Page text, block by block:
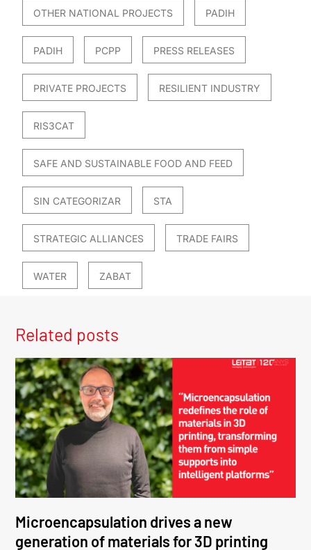
OTHER NATIONAL PROJECTS PADIH
PADIH PCPP PRESS RELEASES
PRIVATE PROJECTS RESILIENT INDUSTRY
RIS3CAT
SAFE AND SUSTAINABLE FOOD AND FEED
SIN CATEGORIZAR STA
STRATEGIC ALLIANCES TRADE FAIRS
WATER ZABAT
Related posts
Microencapsulation drives a new
generation of materials for 3D printing